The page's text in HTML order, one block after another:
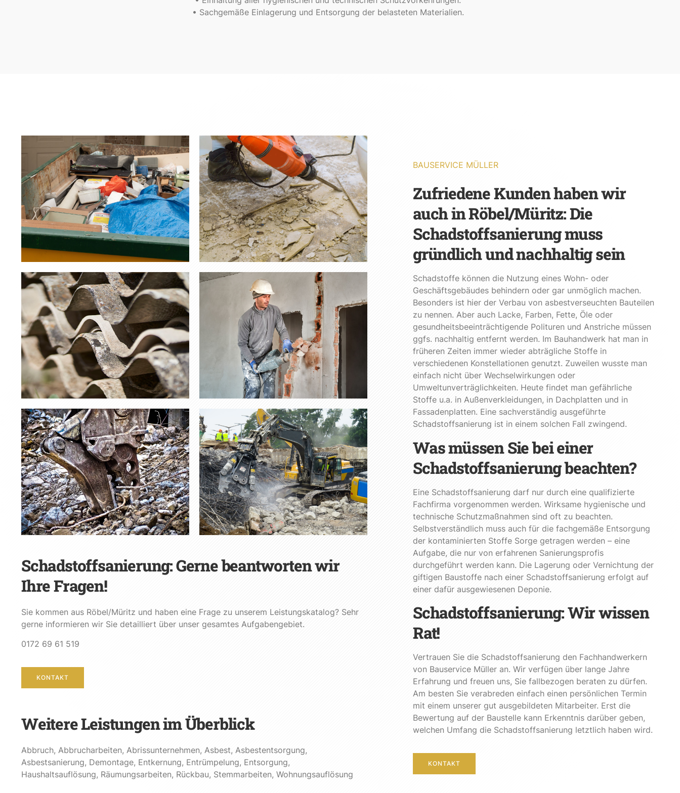
• Sachgemäße Einlagerung und Entsorgung der belasteten Materialien.
Schadstoffsanierung: Gerne beantworten wir
Ihre Fragen!
Sie kommen aus Röbel/Müritz und haben eine Frage zu unserem Leistungskatalog? Sehr
gerne informieren wir Sie detailliert über unser gesamtes Aufgabengebiet.
0172 69 61 519
KONTAKT
Weitere Leistungen im Überblick
Abbruch, Abbrucharbeiten, Abrissunternehmen, Asbest, Asbestentsorgung,
Asbestsanierung, Demontage, Entkernung, Entrümpelung, Entsorgung,
Haushaltsauflösung, Räumungsarbeiten, Rückbau, Stemmarbeiten, Wohnungsauflösung
BAUSERVICE MÜLLER
Zufriedene Kunden haben wir
auch in Röbel/Müritz: Die
Schadstoffsanierung muss
gründlich und nachhaltig sein
Schadstoffe können die Nutzung eines Wohn- oder
Geschäftsgebäudes behindern oder gar unmöglich machen.
Besonders ist hier der Verbau von asbestverseuchten Bauteilen
zu nennen. Aber auch Lacke, Farben, Fette, Öle oder
gesundheitsbeeinträchtigende Polituren und Anstriche müssen
ggfs. nachhaltig entfernt werden. Im Bauhandwerk hat man in
früheren Zeiten immer wieder abträgliche Stoffe in
verschiedenen Konstellationen genutzt. Zuweilen wusste man
einfach nicht über Wechselwirkungen oder
Umweltunverträglichkeiten. Heute findet man gefährliche
Stoffe u.a. in Außenverkleidungen, in Dachplatten und in
Fassadenplatten. Eine sachverständig ausgeführte
Schadstoffsanierung ist in einem solchen Fall zwingend.
Was müssen Sie bei einer
Schadstoffsanierung beachten?
Eine Schadstoffsanierung darf nur durch eine qualifizierte
Fachfirma vorgenommen werden. Wirksame hygienische und
technische Schutzmaßnahmen sind oft zu beachten.
Selbstverständlich muss auch für die fachgemäße Entsorgung
der kontaminierten Stoffe Sorge getragen werden – eine
Aufgabe, die nur von erfahrenen Sanierungsprofis
durchgeführt werden kann. Die Lagerung oder Vernichtung der
giftigen Baustoffe nach einer Schadstoffsanierung erfolgt auf
einer dafür ausgewiesenen Deponie.
Schadstoffsanierung: Wir wissen
Rat!
Vertrauen Sie die Schadstoffsanierung den Fachhandwerkern
von Bauservice Müller an. Wir verfügen über lange Jahre
Erfahrung und freuen uns, Sie fallbezogen beraten zu dürfen.
Am besten Sie verabreden einfach einen persönlichen Termin
mit einem unserer gut ausgebildeten Mitarbeiter. Erst die
Bewertung auf der Baustelle kann Erkenntnis darüber geben,
welchen Umfang die Schadstoffsanierung letztlich haben wird.
KONTAKT